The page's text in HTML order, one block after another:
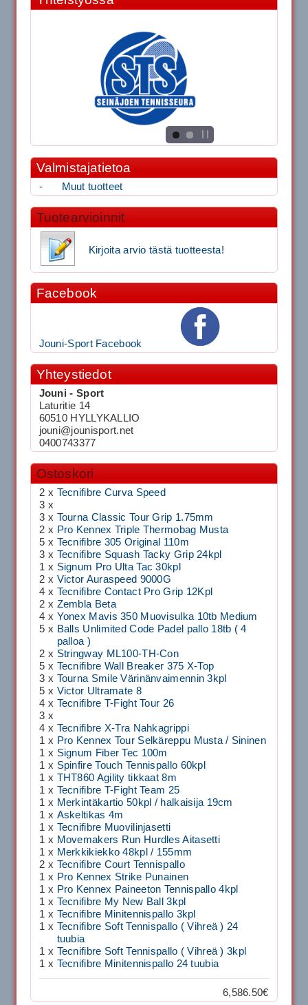
Valmistajatietoa
- Muut tuotteet
Tuotearvioinnit
Kirjoita arvio tästä tuotteesta!
Facebook
Jouni-Sport Facebook
Yhteystiedot
Jouni - Sport
Laturitie 14
60510 HYLLYKALLIO
jouni@jounisport.net
0400743377
Ostoskori
2 x Tecnifibre Curva Speed
3 x
3 x Tourna Classic Tour Grip 1.75mm
2 x Pro Kennex Triple Thermobag Musta
5 x Tecnifibre 305 Original 110m
3 x Tecnifibre Squash Tacky Grip 24kpl
1 x Signum Pro Ulta Tac 30kpl
2 x Victor Auraspeed 9000G
4 x Tecnifibre Contact Pro Grip 12Kpl
2 x Zembla Beta
4 x Yonex Mavis 350 Muovisulka 10tb Medium
5 x Balls Unlimited Code Padel pallo 18tb ( 4
palloa )
2 x Stringway ML100-TH-Con
5 x Tecnifibre Wall Breaker 375 X-Top
3 x Tourna Smile Värinänvaimennin 3kpl
5 x Victor Ultramate 8
4 x Tecnifibre T-Fight Tour 26
3 x
4 x Tecnifibre X-Tra Nahkagrippi
1 x Pro Kennex Tour Selkäreppu Musta / Sininen
1 x Signum Fiber Tec 100m
1 x Spinfire Touch Tennispallo 60kpl
1 x THT860 Agility tikkaat 8m
1 x Tecnifibre T-Fight Team 25
1 x Merkintäkartio 50kpl / halkaisija 19cm
1 x Askeltikas 4m
1 x Tecnifibre Muovilinjasetti
1 x Movemakers Run Hurdles Aitasetti
1 x Merkkikiekko 48kpl / 155mm
2 x Tecnifibre Court Tennispallo
1 x Pro Kennex Strike Punainen
1 x Pro Kennex Paineeton Tennispallo 4kpl
1 x Tecnifibre My New Ball 3kpl
1 x Tecnifibre Minitennispallo 3kpl
1 x Tecnifibre Soft Tennispallo ( Vihreä ) 24
tuubia
1 x Tecnifibre Soft Tennispallo ( Vihreä ) 3kpl
1 x Tecnifibre Minitennispallo 24 tuubia
6,586.50€